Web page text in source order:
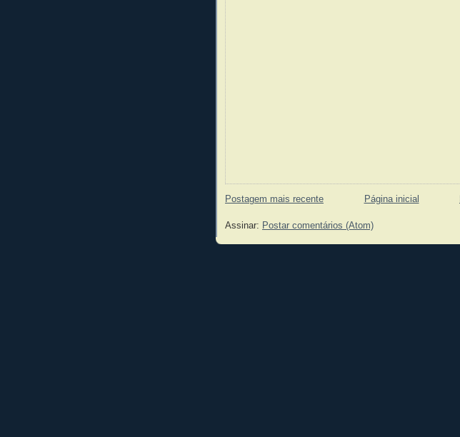
Postagem mais recente Página inicial
Assinar: Postar comentários (Atom)